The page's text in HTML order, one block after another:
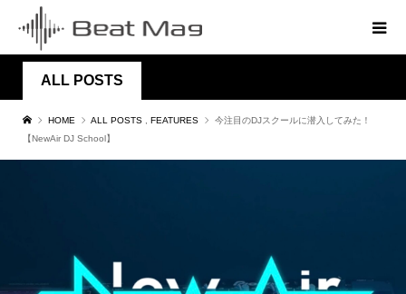
ALL POSTS
HOME ALL POSTS FEATURES
今注目のDJスクールに潜入してみた！
【NewAir DJ School】